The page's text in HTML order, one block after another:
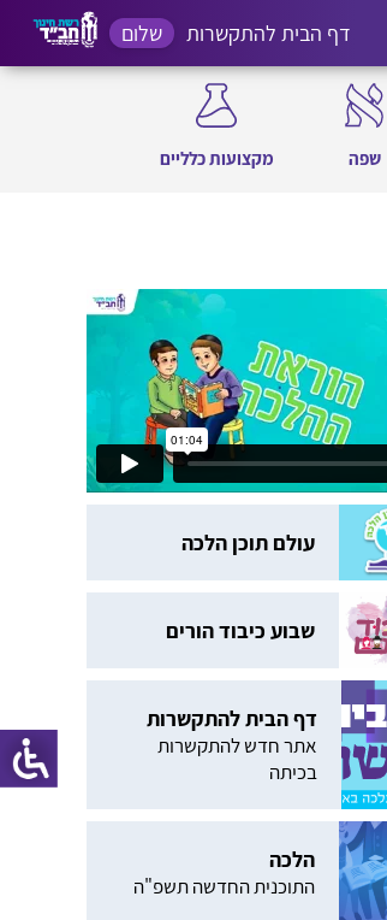
דף הבית להתקשרות שלום
שפה מקצועות כלליים
עולם תוכן הלכה
שבוע כיבוד הורים
דף הבית להתקשרות
אתר חדש להתקשרות
בכיתה
הלכה
התוכנית החדשה תשפ"ה